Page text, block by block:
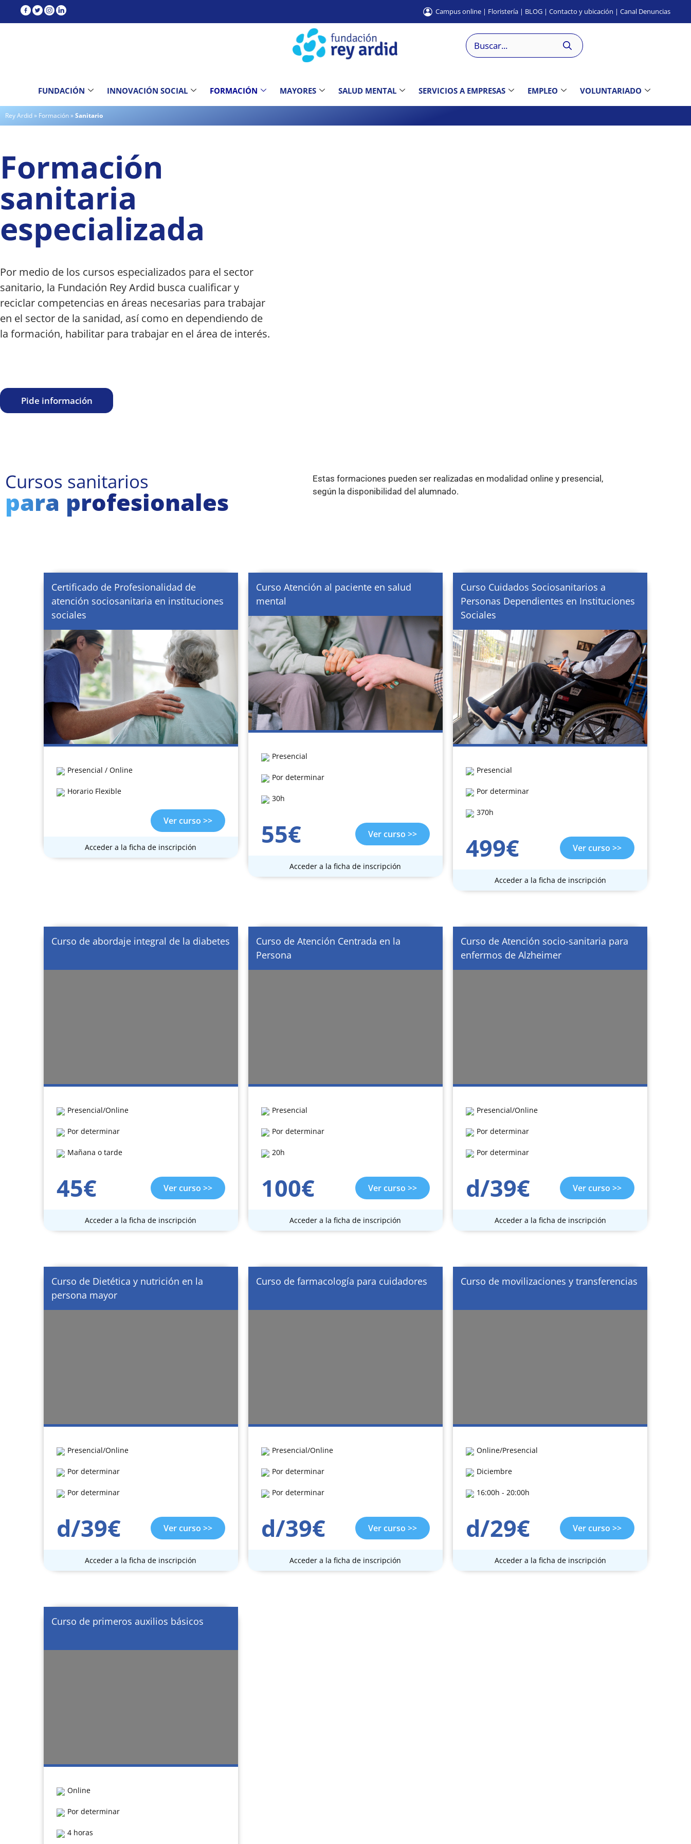
contenido Campusonline | Floristería | BLOG | Contacto y ubicación | Canal Denuncias
FUNDACIÓN INNOVACIÓN SOCIAL FORMACIÓN MAYORES SALUD MENTAL SERVICIOS A EMPRESAS EMPLEO VOLUNTARIADO
Rey Ardid» Formación»Sanitario
Formación
sanitaria
especializada
Por medio de los cursos especializados para el sector
sanitario, la Fundación Rey Ardid busca cualificar y
reciclar competencias en áreas necesarias para trabajar
en el sector de la sanidad, así como en dependiendo de
la formación, habilitar para trabajar en el área de interés.
Pide información
Cursos sanitarios
para profesionales
Estas formaciones pueden ser realizadas en modalidad online y presencial,
según la disponibilidad del alumnado.
Certificado de Profesionalidad de
atención sociosanitaria en instituciones
sociales
Presencial / Online
Horario Flexible
Ver curso >>
Acceder a la ficha de inscripción
Curso Atención al paciente en salud
mental
Presencial
Por determinar
30h
55€ Ver curso >>
Acceder a la ficha de inscripción
Curso Cuidados Sociosanitarios a
Personas Dependientes en Instituciones
Sociales
Presencial
Por determinar
370h
499€ Ver curso >>
Acceder a la ficha de inscripción
Curso de abordaje integral de la diabetes
Presencial/Online
Por determinar
Mañana o tarde
45€ Ver curso >>
Acceder a la ficha de inscripción
Curso de Atención Centrada en la
Persona
Presencial
Por determinar
20h
100€ Ver curso >>
Acceder a la ficha de inscripción
Curso de Atención socio-sanitaria para
enfermos de Alzheimer
Presencial/Online
Por determinar
Por determinar
d/39€ Ver curso >>
Acceder a la ficha de inscripción
Curso de Dietética y nutrición en la
persona mayor
Presencial/Online
Por determinar
Por determinar
d/39€ Ver curso >>
Acceder a la ficha de inscripción
Curso de farmacología para cuidadores
Presencial/Online
Por determinar
Por determinar
d/39€ Ver curso >>
Acceder a la ficha de inscripción
Curso de movilizaciones y transferencias
Online/Presencial
Diciembre
16:00h - 20:00h
d/29€ Ver curso >>
Acceder a la ficha de inscripción
Curso de primeros auxilios básicos
Online
Por determinar
4 horas